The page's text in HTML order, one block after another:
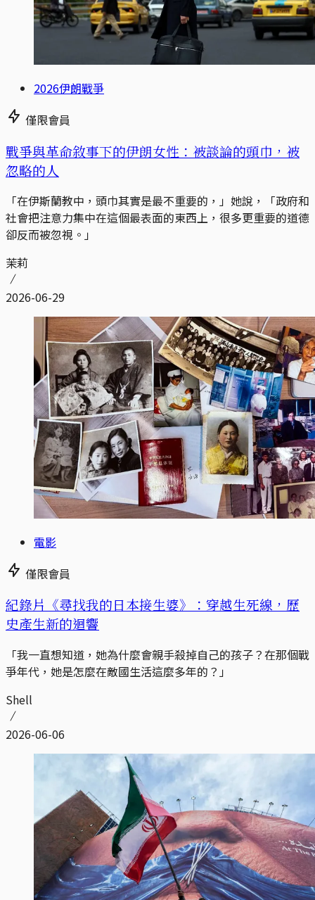
2026伊朗戰爭
僅限會員
戰爭與革命敘事下的伊朗女性：被談論的頭巾，被
忽略的人
「在伊斯蘭教中，頭巾其實是最不重要的，」她說，「政府和
社會把注意力集中在這個最表面的東西上，很多更重要的道德
卻反而被忽視。」
茉莉
2026-06-29
電影
僅限會員
紀錄片《尋找我的日本接生婆》：穿越生死線，歷
史產生新的迴響
「我一直想知道，她為什麼會親手殺掉自己的孩子？在那個戰
爭年代，她是怎麼在敵國生活這麼多年的？」
Shell
2026-06-06